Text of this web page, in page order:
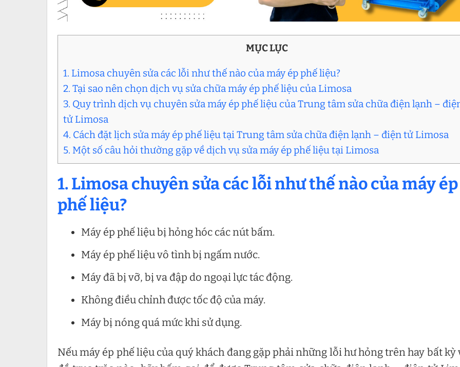
MỤC LỤC
1. Limosa chuyên sửa các lỗi như thế nào của máy ép phế liệu?
2. Tại sao nên chọn dịch vụ sửa chữa máy ép phế liệu của Limosa
3. Quy trình dịch vụ chuyên sửa máy ép phế liệu của Trung tâm sửa chữa điện lạnh –
tử Limosa
4. Cách đặt lịch sửa máy ép phế liệu tại Trung tâm sửa chữa điện lạnh – điện tử Limosa
5. Một số câu hỏi thường gặp về dịch vụ sửa máy ép phế liệu tại Limosa
1. Limosa chuyên sửa các lỗi như thế nào của máy ép
phế liệu?
Máy ép phế liệu bị hỏng hóc các nút bấm.
Máy ép phế liệu vô tình bị ngấm nước.
Máy đã bị vỡ, bị va đập do ngoại lực tác động.
Không điều chỉnh được tốc độ của máy.
Máy bị nóng quá mức khi sử dụng.
Nếu máy ép phế liệu của quý khách đang gặp phải những lỗi hư hỏng trên hay bất kỳ